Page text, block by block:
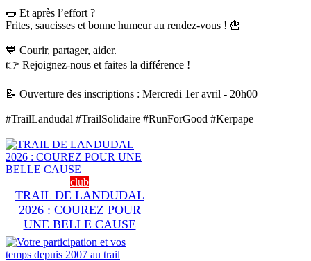
🌭 Et après l’effort ?
Frites, saucisses et bonne humeur au rendez-vous ! 🍟
💙 Courir, partager, aider.
👉 Rejoignez-nous et faites la différence !
📝 Ouverture des inscriptions : Mercredi 1er avril - 20h00
#TrailLandudal #TrailSolidaire #RunForGood #Kerpape
club
TRAIL DE LANDUDAL
2026 : COUREZ POUR
UNE BELLE CAUSE